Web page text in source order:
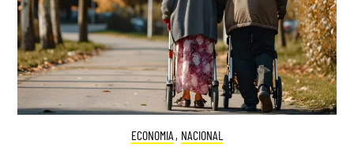
ECONOMIA , NACIONAL